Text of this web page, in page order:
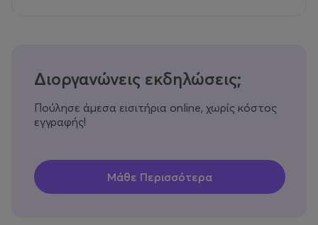
Διοργανώνεις εκδηλώσεις;
Πούλησε άμεσα εισιτήρια online, χωρίς κόστος
εγγραφής!